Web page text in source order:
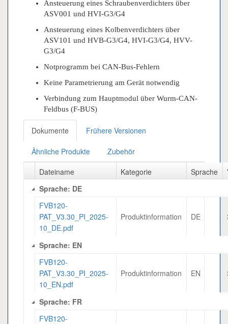
Ansteuerung eines Schraubenverdichters über
ASV001 und HVI-G3/G4
Ansteuerung eines Kolbenverdichters über
ASV101 und HVB-G3/G4, HVI-G3/G4, HVV-
G3/G4
Notprogramm bei CAN-Bus-Fehlern
Keine Parametrierung am Gerät notwendig
Verbindung zum Hauptmodul über Wurm-CAN-
Feldbus (F-BUS)
Dokumente Frühere Versionen
Ähnliche Produkte
Zubehör
Dateiname
Kategorie Sprache
Sprache: DE
FVB120-
PAT_V3.30_PI_2025-
10_DE.pdf
Produktinformation DE
Sprache: EN
FVB120-
PAT_V3.30_PI_2025-
10_EN.pdf
Produktinformation EN
Sprache: FR
FVB120-